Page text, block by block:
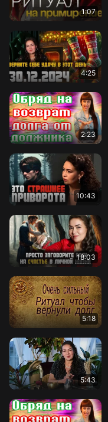
1:07
4:25
2:23
10:43
18:03
5:18
5:43